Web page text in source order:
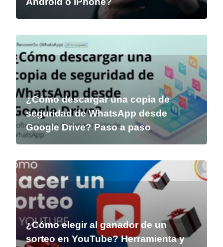
¿Cómo descargar una copia de
seguridad de WhatsApp desde
Google Drive? Paso a paso
¿Cómo elegir al ganador de un
sorteo en YouTube? Herramienta y